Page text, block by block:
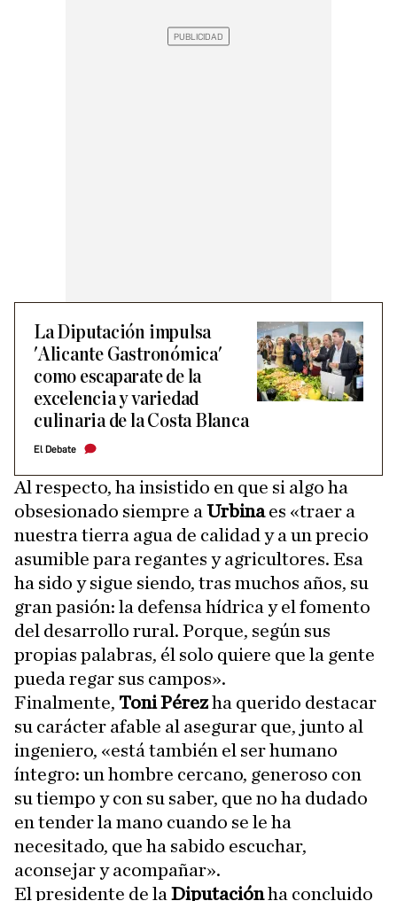
La Diputación impulsa
'Alicante Gastronómica'
como escaparate de la
excelencia y variedad
culinaria de la Costa Blanca
El Debate
Al respecto, ha insistido en que si algo ha
obsesionado siempre a Urbinaes «traer a
nuestra tierra agua de calidad y a un precio
asumible para regantes y agricultores. Esa
ha sido y sigue siendo, tras muchos años, su
gran pasión: la defensa hídrica y el fomento
del desarrollo rural. Porque, según sus
propias palabras, él solo quiere que la gente
pueda regar sus campos».
Finalmente, Toni Pérezha querido destacar
su carácter afable al asegurar que, junto al
ingeniero, «está también el ser humano
íntegro: un hombre cercano, generoso con
su tiempo y con su saber, que no ha dudado
en tender la mano cuando se le ha
necesitado, que ha sabido escuchar,
aconsejar y acompañar».
El presidente de la Diputaciónha concluido